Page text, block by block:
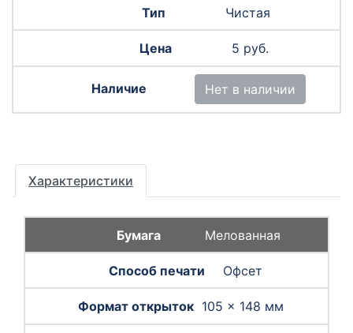
Чистая
5 руб.
Нет в наличии
Характеристики
Мелованная
Офсет
105 × 148 мм